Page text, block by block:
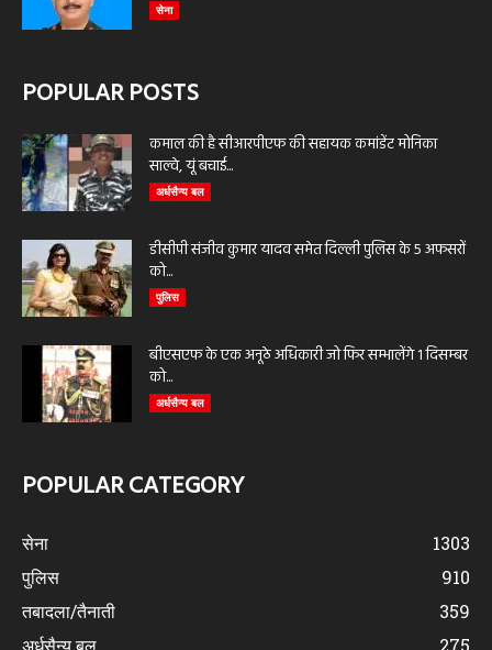
सेना
POPULAR POSTS
कमाल की है सीआरपीएफ की सहायक कमांडेंट मोनिका
साल्वे, यूं बचाई...
अर्धसैन्य बल
डीसीपी संजीव कुमार यादव समेत दिल्ली पुलिस के 5 अफसरों
को...
पुलिस
बीएसएफ के एक अनूठे अधिकारी जो फिर सम्भालेंगे 1 दिसम्बर
को...
अर्धसैन्य बल
POPULAR CATEGORY
सेना
1303
पुलिस
910
तबादला/तैनाती
359